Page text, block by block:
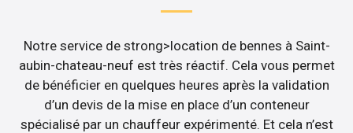
Notre service de strong>location de bennes à Saint-
aubin-chateau-neuf est très réactif. Cela vous permet
de bénéficier en quelques heures après la validation
d’un devis de la mise en place d’un conteneur
spécialisé par un chauffeur expérimenté. Et cela n’est